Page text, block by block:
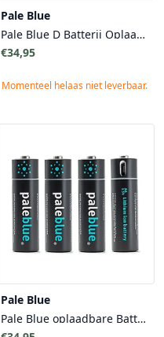
Pale Blue
Pale Blue D Batterij Oplaadbaar - 2 stuks - Lithium Ion Micro USB Veilig Opladen
€34,95
Momenteel helaas niet leverbaar.
Pale Blue
Pale Blue oplaadbare Batterijen - 4 AA USB Oplaadbare Li-On batterijen - Duurzaam Veilig Snel